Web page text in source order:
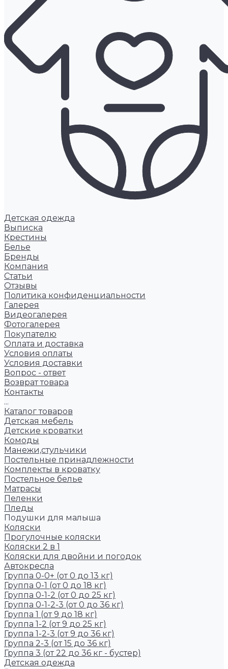
Детская одежда
Выписка
Крестины
Белье
Бренды
Компания
Статьи
Отзывы
Политика конфиденциальности
Галерея
Видеогалерея
Фотогалерея
Покупателю
Оплата и доставка
Условия оплаты
Условия доставки
Вопрос - ответ
Возврат товара
Контакты
...
Каталог товаров
Детская мебель
Детские кроватки
Комоды
Манежи,стульчики
Постельные принадлежности
Комплекты в кроватку
Постельное белье
Матрасы
Пеленки
Пледы
Подушки для малыша
Коляски
Прогулочные коляски
Коляски 2 в 1
Коляски для двойни и погодок
Автокресла
Группа 0-0+ (от 0 до 13 кг)
Группа 0-1 (от 0 до 18 кг)
Группа 0-1-2 (от 0 до 25 кг)
Группа 0-1-2-3 (от 0 до 36 кг)
Группа 1 (от 9 до 18 кг)
Группа 1-2 (от 9 до 25 кг)
Группа 1-2-3 (от 9 до 36 кг)
Группа 2-3 (от 15 до 36 кг)
Группа 3 (от 22 до 36 кг - бустер)
Детская одежда